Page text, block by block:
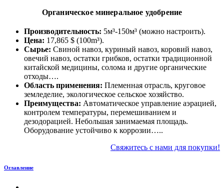
Органическое минеральное удобрение
Производительность: 5м³-150м³ (можно настроить).
Цена: 17,865 $ (100m³).
Сырье: Свиной навоз, куриный навоз, коровий навоз,
овечий навоз, остатки грибков, остатки традиционной
китайской медицины, солома и другие органические
отходы….
Область применения: Племенная отрасль, круговое
земледелие, экологическое сельское хозяйство.
Преимущества: Автоматическое управление аэрацией,
контролем температуры, перемешиванием и
дезодорацией. Небольшая занимаемая площадь.
Оборудование устойчиво к коррозии…..
Свяжитесь с нами для покупки!
Оглавление